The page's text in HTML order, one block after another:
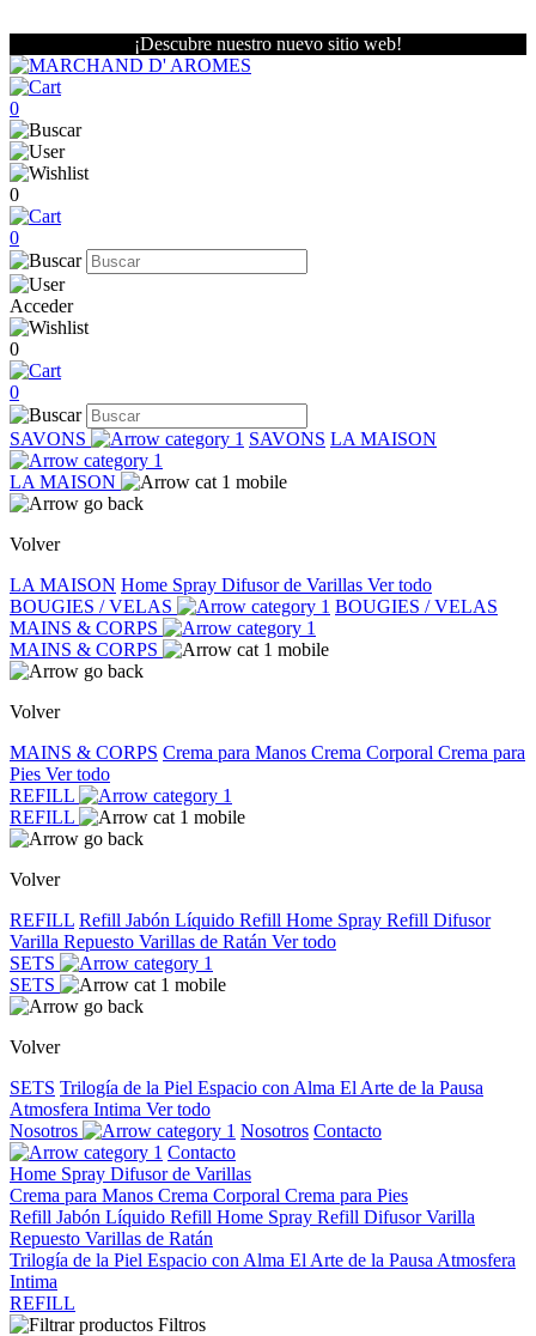
¡Descubre nuestro nuevo sitio web!
0
0
0
Acceder
0
0
SAVONS SAVONS LA MAISON
LA MAISON
Volver
LA MAISON Home Spray Difusor de Varillas Ver todo
BOUGIES / VELAS
BOUGIES / VELAS
MAINS & CORPS
MAINS & CORPS
Volver
MAINS & CORPS Crema para Manos Crema Corporal Crema para
Pies Ver todo
REFILL
REFILL
Volver
REFILL Refill Jabón Líquido Refill Home Spray Refill Difusor
Varilla Repuesto Varillas de Ratán Ver todo
SETS
SETS
Volver
SETS Trilogía de la Piel Espacio con Alma El Arte de la Pausa
Atmosfera Intima Ver todo
Nosotros
Nosotros Contacto
Contacto
Home Spray Difusor de Varillas
Crema para Manos Crema Corporal Crema para Pies
Refill Jabón Líquido Refill Home Spray Refill Difusor Varilla
Repuesto Varillas de Ratán
Trilogía de la Piel Espacio con Alma El Arte de la Pausa Atmosfera
Intima
REFILL
Filtros